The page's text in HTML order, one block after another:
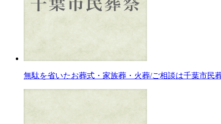
無駄を省いたお葬式・家族葬・火葬/ご相談は千葉市民